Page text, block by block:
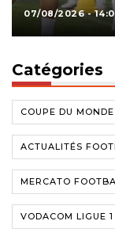
07/08/2026 -
Catégories
COUPE DU MONDE
ACTUALITÉS
MERCATO
VODACOM LIGUE 1